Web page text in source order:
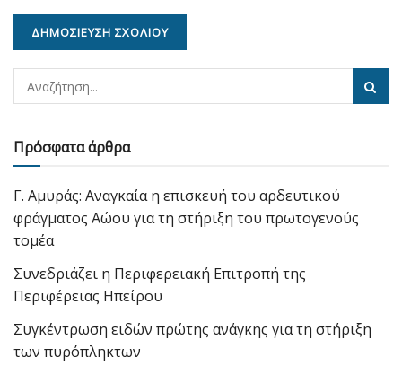
Πρόσφατα άρθρα
Γ. Αμυράς: Αναγκαία η επισκευή του αρδευτικού
φράγματος Αώου για τη στήριξη του πρωτογενούς
τομέα
Συνεδριάζει η Περιφερειακή Επιτροπή της
Περιφέρειας Ηπείρου
Συγκέντρωση ειδών πρώτης ανάγκης για τη στήριξη
των πυρόπληκτων